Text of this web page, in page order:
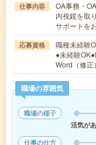
仕事内容
OA事務・
内視鏡を取
サポートを
応募資格
職種未経験
●未経験
Word（修
職場の雰囲気
職場の様子
活気が
仕事の仕方